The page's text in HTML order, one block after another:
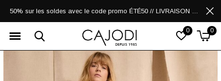
0 0
50% sur les soldes avec le code promo ÉTÉ50 // LIVRAISON GRATUITE POUR LES ACHATS DE 250$ ET PLUS